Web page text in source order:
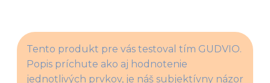
Tento produkt pre vás testoval tím GUDVIO.
Popis príchute ako aj hodnotenie
jednotlivých prvkov, je náš subjektívny názor